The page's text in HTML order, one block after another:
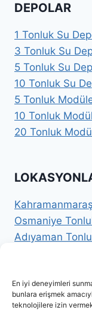
En iyi deneyimleri
bunlara erişmek
teknolojilere izin
DEPOLAR
1 Tonluk Su
3 Tonluk Su
5 Tonluk Su
10 Tonluk Su
5 Tonluk
10 Tonluk
20 Tonluk
Osmaniye
Adıyaman
İstanbul Tonluk
Gaziantep
Adana Tonluk